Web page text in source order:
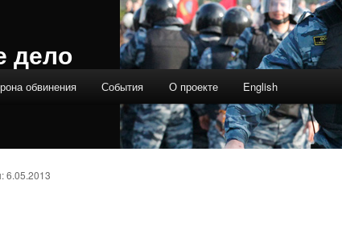
дело
обвинения События О проекте English
6.05.2013